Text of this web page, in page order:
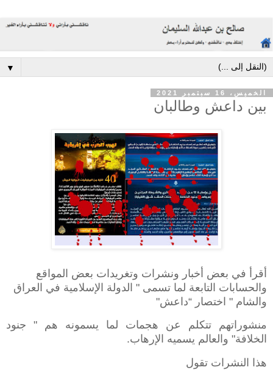
▼
الخميس، 16 سبتمبر 2021
بين داعش وطالبان
أقرأ في بعض أخبار ونشرات وتغريدات بعض المواقع
والحسابات التابعة لما تسمى " الدولة الإسلامية في العراق
والشام " اختصار “داعش"
منشوراتهم تتكلم عن هجمات لما يسمونه هم " جنود
الخلافة" والعالم يسميه الإرهاب.
هذا النشرات تقول